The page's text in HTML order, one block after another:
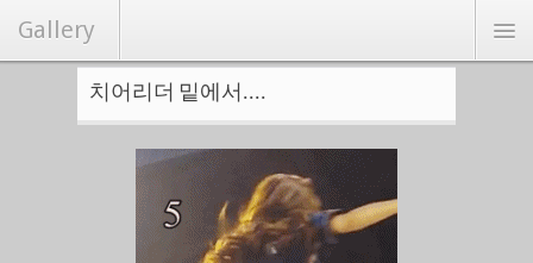
Gallery
치어리더 밑에서....